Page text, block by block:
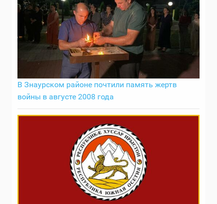
В Знаурском районе почтили память жертв
войны в августе 2008 года